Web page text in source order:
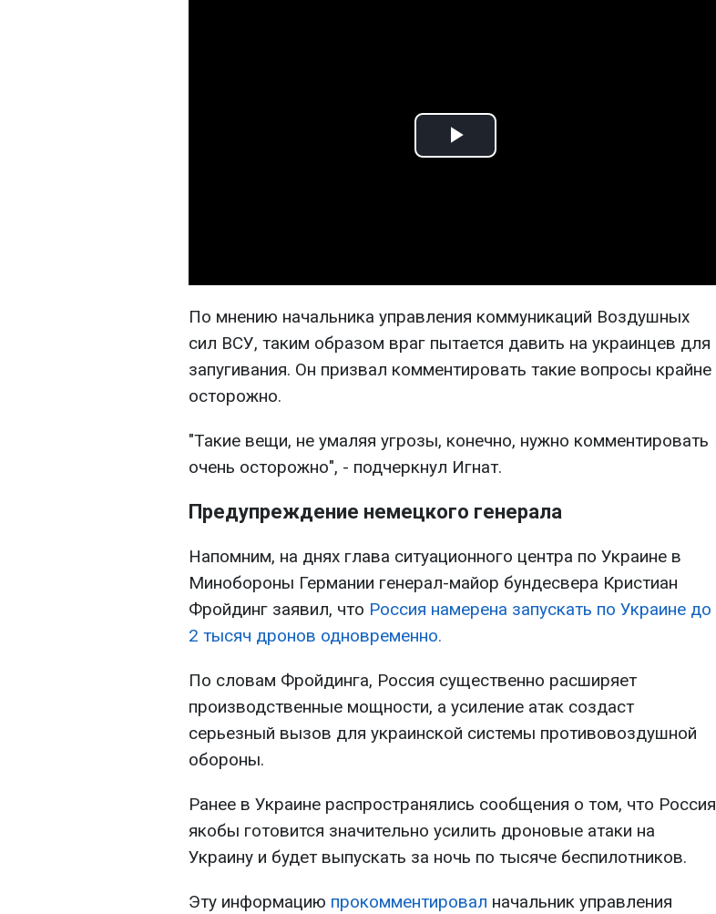
Play
По мнению начальника управления коммуникаций Воздушных
сил ВСУ, таким образом враг пытается давить на украинцев для
запугивания. Он призвал комментировать такие вопросы крайне
осторожно.
"Такие вещи, не умаляя угрозы, конечно, нужно комментировать
очень осторожно", - подчеркнул Игнат.
Предупреждение немецкого генерала
Напомним, на днях глава ситуационного центра по Украине в
Минобороны Германии генерал-майор бундесвера Кристиан
Фройдинг заявил, что Россия намерена запускать по Украине до
2 тысяч дронов одновременно.
По словам Фройдинга, Россия существенно расширяет
производственные мощности, а усиление атак создаст
серьезный вызов для украинской системы противовоздушной
обороны.
Ранее в Украине распространялись сообщения о том, что Россия
якобы готовится значительно усилить дроновые атаки на
Украину и будет выпускать за ночь по тысяче беспилотников.
Эту информацию прокомментировал начальник управления